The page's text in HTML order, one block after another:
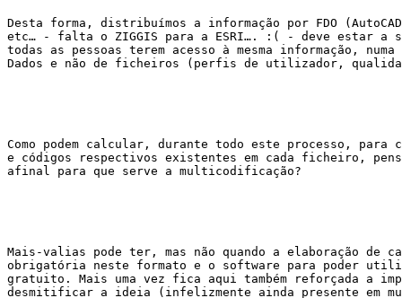
Desta forma, distribuímos a informação por FDO
etc… - falta o ZIGGIS para a ESRI…. :( - deve estar a
todas as pessoas terem acesso à mesma informação,
Dados e não de ficheiros (perfis de utilizador,
Como podem calcular, durante todo este processo,
e códigos respectivos existentes em cada ficheiro,
afinal para que serve a multicodificação?
Mais-valias pode ter, mas não quando a elaboração de
obrigatória neste formato e o software para poder
gratuito. Mais uma vez fica aqui também reforçada a
desmitificar a ideia (infelizmente ainda presente em